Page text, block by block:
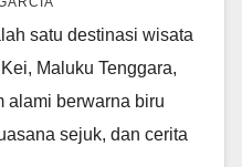
satu destinasi wisata
Maluku Tenggara,
alami berwarna biru
sejuk, dan cerita